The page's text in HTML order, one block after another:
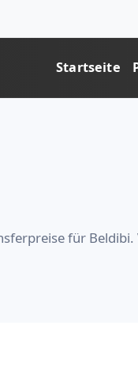
Startseite
für